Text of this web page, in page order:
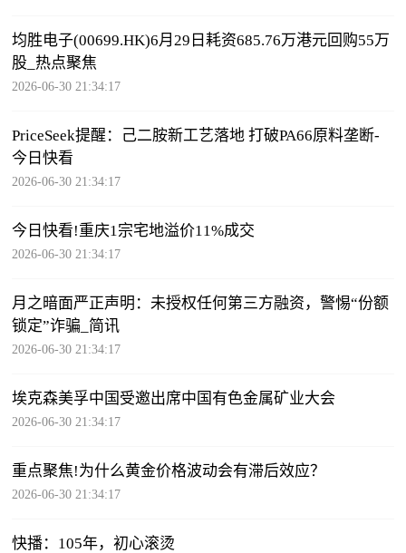
均胜电子(00699.HK)6月29日耗资685.76万港元回购55万
股_热点聚焦
2026-06-30 21:34:17
PriceSeek提醒：己二胺新工艺落地 打破PA66原料垄断-
今日快看
2026-06-30 21:34:17
今日快看!重庆1宗宅地溢价11%成交
2026-06-30 21:34:17
月之暗面严正声明：未授权任何第三方融资，警惕“份额
锁定”诈骗_简讯
2026-06-30 21:34:17
埃克森美孚中国受邀出席中国有色金属矿业大会
2026-06-30 21:34:17
重点聚焦!为什么黄金价格波动会有滞后效应？
2026-06-30 21:34:17
快播：105年，初心滚烫